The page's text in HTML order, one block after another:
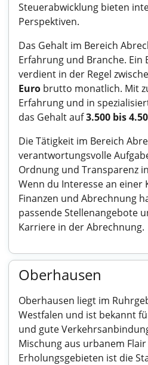
Steuerabwicklung bieten
Perspektiven.
Das Gehalt im Bereich
Erfahrung und Branche. Ein
verdient in der Regel
Euro brutto monatlich. Mit
Erfahrung und in
das Gehalt auf3.500 bis
Die Tätigkeit im Bereich
verantwortungsvolle
Ordnung und Transparenz
Wenn du Interesse an einer
Finanzen und Abrechnung
passende Stellenangebote
Karriere in der Abrechnung.
Oberhausen
Oberhausen liegt im
Westfalen und ist bekannt
und gute
Mischung aus urbanem
Erholungsgebieten ist die